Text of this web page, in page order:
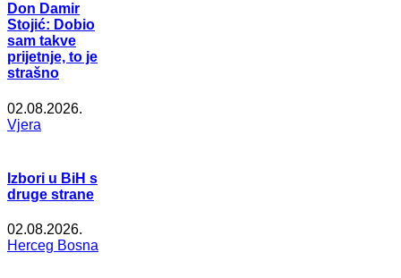
Don Damir
Stojić: Dobio
sam takve
prijetnje, to je
strašno
02.08.2026.
Vjera
Izbori u BiH s
druge strane
02.08.2026.
Herceg Bosna